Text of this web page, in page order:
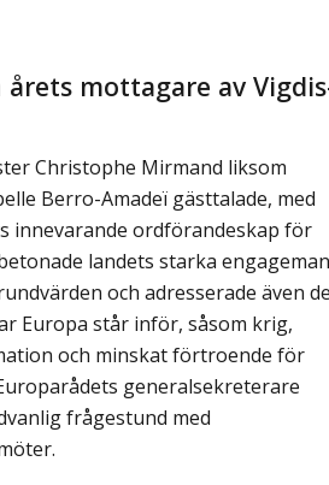
årets mottagare av
Christophe Mirmand liksom
Berro-Amadeï gästtalade, med
innevarande ordförandeskap för
landets starka
och adresserade även
Europa står inför, såsom krig,
och minskat förtroende för
generalsekreterare
frågestund med